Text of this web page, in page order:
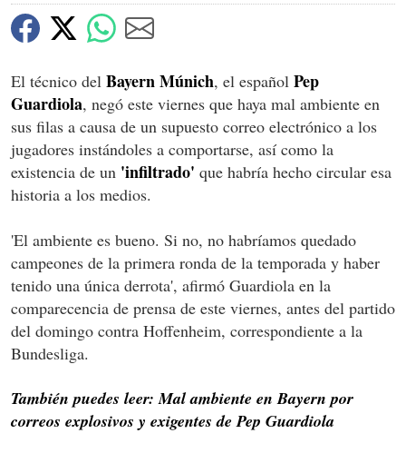
El técnico del Bayern Múnich, el español Pep
Guardiola, negó este viernes que haya mal ambiente en
sus filas a causa de un supuesto correo electrónico a los
jugadores instándoles a comportarse, así como la
existencia de un 'infiltrado' que habría hecho circular esa
historia a los medios.
'El ambiente es bueno. Si no, no habríamos quedado
campeones de la primera ronda de la temporada y haber
tenido una única derrota', afirmó Guardiola en la
comparecencia de prensa de este viernes, antes del partido
del domingo contra Hoffenheim, correspondiente a la
Bundesliga.
También puedes leer: Mal ambiente en Bayern por
correos explosivos y exigentes de Pep Guardiola